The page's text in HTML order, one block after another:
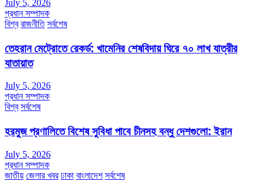
July 5, 2026
প্রধান সম্পাদক
বিশ্ব রাজনীতি সর্বশেষ
তেহরান মেট্রোতে রেকর্ড: খামেনির শেষবিদায় ঘিরে ৭০ লাখ যাত্রীর
যাতায়াত
July 5, 2026
প্রধান সম্পাদক
বিশ্ব সর্বশেষ
হরমুজ প্রণালিতে বিশেষ সুবিধা পাবে চীনসহ বন্ধু দেশগুলো: ইরান
July 5, 2026
প্রধান সম্পাদক
জাতীয় জেলার খবর ঢাকা বাংলাদেশ সর্বশেষ